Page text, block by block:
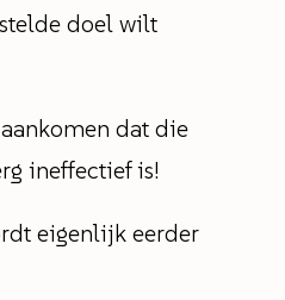
doel wilt
dat die
ineffectief is!
eigenlijk eerder